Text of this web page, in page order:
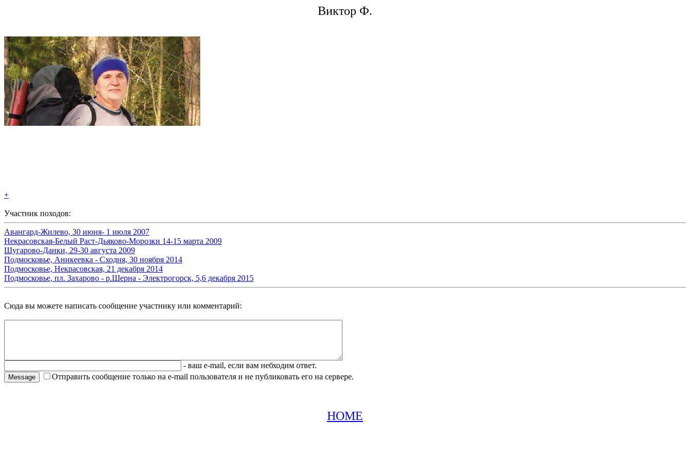
Виктор Ф.
+
Участник походов:
Авангард-Жилево, 30 июня- 1 июля 2007
Некрасовская-Белый Раст-Дьяково-Морозки 14-15 марта 2009
Шугарово-Данки, 29-30 августа 2009
Подмосковье, Аникеевка - Сходня, 30 ноября 2014
Подмосковье, Некрасовская, 21 декабря 2014
Подмосковье, пл. Захарово - р.Шерна - Электрогорск, 5,6 декабря 2015
Сюда вы можете написать сообщение участнику или комментарий:
- ваш e-mail, если вам небходим ответ.
Отправить сообщение только на e-mail пользователя и не публиковать его на сервере.
HOME